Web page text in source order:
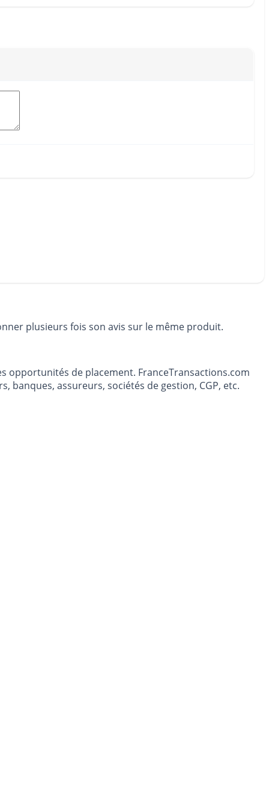
plusieurs fois son avis sur le même produit.
opportunités de placement. FranceTransactions.com
banques, assureurs, sociétés de gestion, CGP, etc.